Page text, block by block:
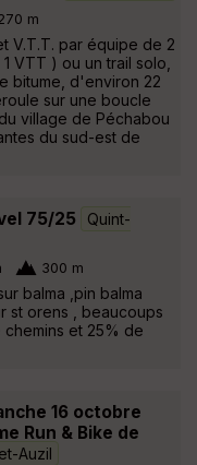
m
V.T.T. par équipe de 2
VTT ) ou un trail solo,
bitume, d'environ 22
sur une boucle
village de Péchabou
du sud-est de
75/25
Quint-
300 m
balma ,pin balma
st orens , beaucoups
et 25% de
16 octobre
Run & Bike de
Auzil